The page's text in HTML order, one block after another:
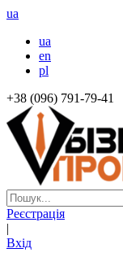
ua
ua
en
pl
+38 (096) 791-79-41
Реєстрація
|
Вхід